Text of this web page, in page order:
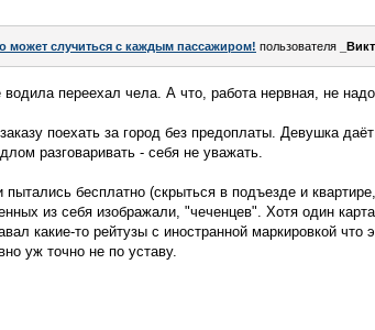
может случиться с каждым пассажиром! пользователя
переехал чела. А что, работа нервная, не
поехать за город без предоплаты. Девушка
разговаривать - себя не уважать.
бесплатно (скрыться в подъезде и
из себя изображали, "чеченцев". Хотя один
какие-то рейтузы с иностранной маркировкой
уж точно не по уставу.